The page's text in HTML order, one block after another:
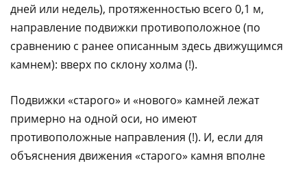
дней или недель), протяженностью всего 0,1 м,
направление подвижки противоположное (по
сравнению с ранее описанным здесь движущимся
камнем): вверх по склону холма (!).
Подвижки «старого» и «нового» камней лежат
примерно на одной оси, но имеют
противоположные направления (!). И, если для
объяснения движения «старого» камня вполне